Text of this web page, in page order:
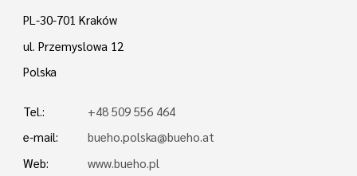
PL-30-701 Kraków
ul. Przemyslowa 12
Polska
Tel.:
+48 509 556 464
e-mail:
bueho.polska@bueho.at
Web:
www.bueho.pl